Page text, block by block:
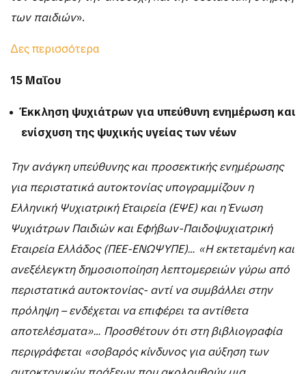
των παιδιών».
Δες περισσότερα
15 Μαΐου
Έκκληση ψυχιάτρων για υπεύθυνη ενημέρωση και
ενίσχυση της ψυχικής υγείας των νέων
Την ανάγκη υπεύθυνης και προσεκτικής ενημέρωσης
για περιστατικά αυτοκτονίας υπογραμμίζουν η
Ελληνική Ψυχιατρική Εταιρεία (ΕΨΕ) και η Ένωση
Ψυχιάτρων Παιδιών και Εφήβων-Παιδοψυχιατρική
Εταιρεία Ελλάδος (ΠΕΕ-ΕΝΩΨΥΠΕ)… «Η εκτεταμένη και
ανεξέλεγκτη δημοσιοποίηση λεπτομερειών γύρω από
περιστατικά αυτοκτονίας- αντί να συμβάλλει στην
πρόληψη – ενδέχεται να επιφέρει τα αντίθετα
αποτελέσματα»… Προσθέτουν ότι στη βιβλιογραφία
περιγράφεται «σοβαρός κίνδυνος για αύξηση των